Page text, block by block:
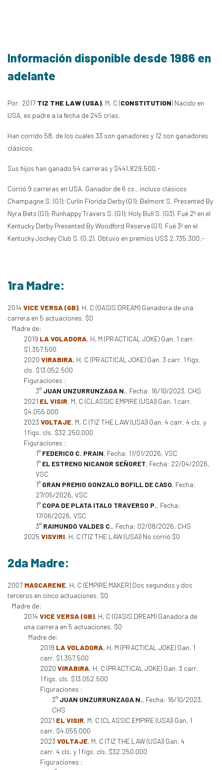
Información disponible desde 1986 en
adelante
Por: 2017 TIZ THE LAW (USA), M, C (CONSTITUTION) Nacido en
USA, es padre a la fecha de 245 crías.
Han corrido 58, de los cuales 33 son ganadores y 12 son ganadores
clásicos.
Sus hijos han ganado 54 carreras y $441,829,500.-
Corrió 9 carreras en USA. Ganador de 6 cs., incluso clásicos
Champagne S. (G1); Curlin Florida Derby (G1); Belmont S. Presented By
Nyra Bets (G1); Runhappy Travers S. (G1); Holy Bull S. (G3). Fué 2º en el
Kentucky Derby Presented By Woodford Reserve (G1). Fué 3º en el
Kentucky Jockey Club S. (G.2). Obtuvo en premios US$ 2.735.300.-
1ra Madre:
2014 VICE VERSA (GB), H, C (OASIS DREAM) Ganadora de una
carrera en 5 actuaciones. $0
Madre de:
2019 LA VOLADORA, H, M (PRACTICAL JOKE) Gan. 1 carr.
$1.357.500
2020 VIRABIRA, H, C (PRACTICAL JOKE) Gan. 3 carr. 1 figs.
cls. $13.052.500
Figuraciones :
3° JUAN UNZURRUNZAGA N., Fecha: 16/10/2023, CHS
2021 EL VISIR, M, C (CLASSIC EMPIRE (USA)) Gan. 1 carr.
$4.055.000
2023 VOLTAJE, M, C (TIZ THE LAW (USA)) Gan. 4 carr. 4 cls. y
1 figs. cls. $32.250.000
Figuraciones :
1° FEDERICO C. PRAIN, Fecha: 11/01/2026, VSC
1° EL ESTRENO NICANOR SEÑORET, Fecha: 22/04/2026,
VSC
1° GRAN PREMIO GONZALO BOFILL DE CASO, Fecha:
27/05/2026, VSC
1° COPA DE PLATA ITALO TRAVERSO P., Fecha:
17/06/2026, VSC
3° RAIMUNDO VALDES C., Fecha: 02/08/2026, CHS
2025 VISVIRI, H, C (TIZ THE LAW (USA)) No corrió $0
2da Madre:
2007 MASCARENE, H, C (EMPIRE MAKER) Dos segundos y dos
terceros en cinco actuaciones. $0
Madre de:
2014 VICE VERSA (GB), H, C (OASIS DREAM) Ganadora de
una carrera en 5 actuaciones. $0
Madre de:
2019 LA VOLADORA, H, M (PRACTICAL JOKE) Gan. 1
carr. $1.357.500
2020 VIRABIRA, H, C (PRACTICAL JOKE) Gan. 3 carr.
1 figs. cls. $13.052.500
Figuraciones :
3° JUAN UNZURRUNZAGA N., Fecha: 16/10/2023,
CHS
2021 EL VISIR, M, C (CLASSIC EMPIRE (USA)) Gan. 1
carr. $4.055.000
2023 VOLTAJE, M, C (TIZ THE LAW (USA)) Gan. 4
carr. 4 cls. y 1 figs. cls. $32.250.000
Figuraciones :